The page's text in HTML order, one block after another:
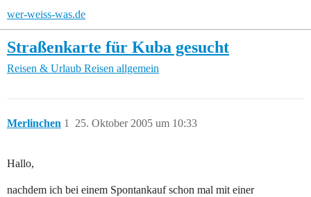
wer-weiss-was.de
Straßenkarte für Kuba gesucht
Reisen & Urlaub Reisen allgemein
Merlinchen 25. Oktober 2005 um 10:33
1
Hallo,
nachdem ich bei einem Spontankauf schon mal mit einer